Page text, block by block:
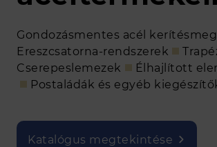
Gondozásmentes acél
Ereszcsatorna-rendszerek
Cserepeslemezek
Élhajlított
Postaládák és egyéb
Katalógus megtekintése